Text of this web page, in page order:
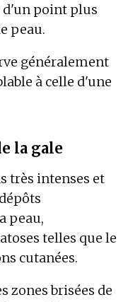
d'un point plus
peau.
généralement
à celle d'une
la gale
très intenses et
peau,
telles que le
cutanées.
zones brisées de